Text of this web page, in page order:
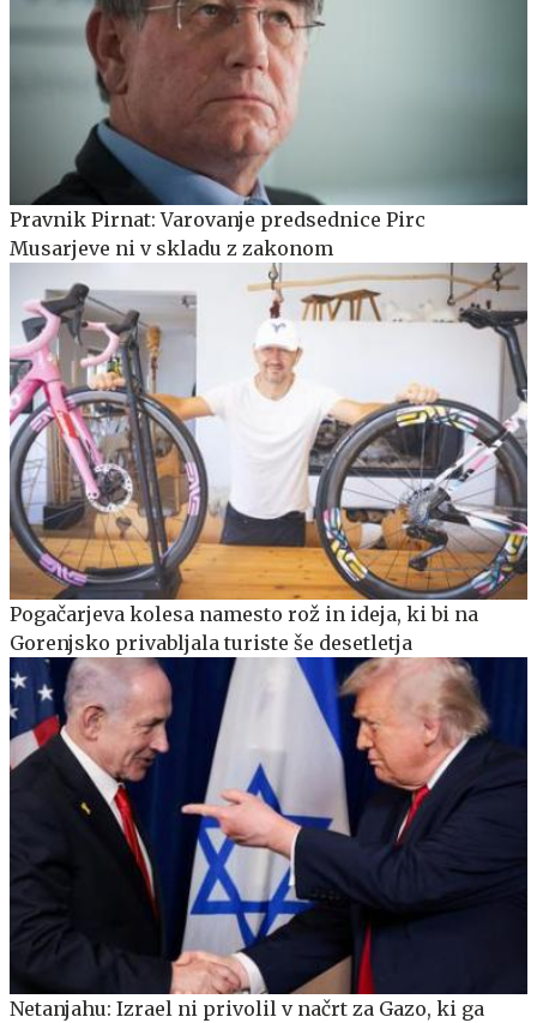
Pravnik Pirnat: Varovanje predsednice Pirc
Musarjeve ni v skladu z zakonom
Pogačarjeva kolesa namesto rož in ideja, ki bi na
Gorenjsko privabljala turiste še desetletja
Netanjahu: Izrael ni privolil v načrt za Gazo, ki ga